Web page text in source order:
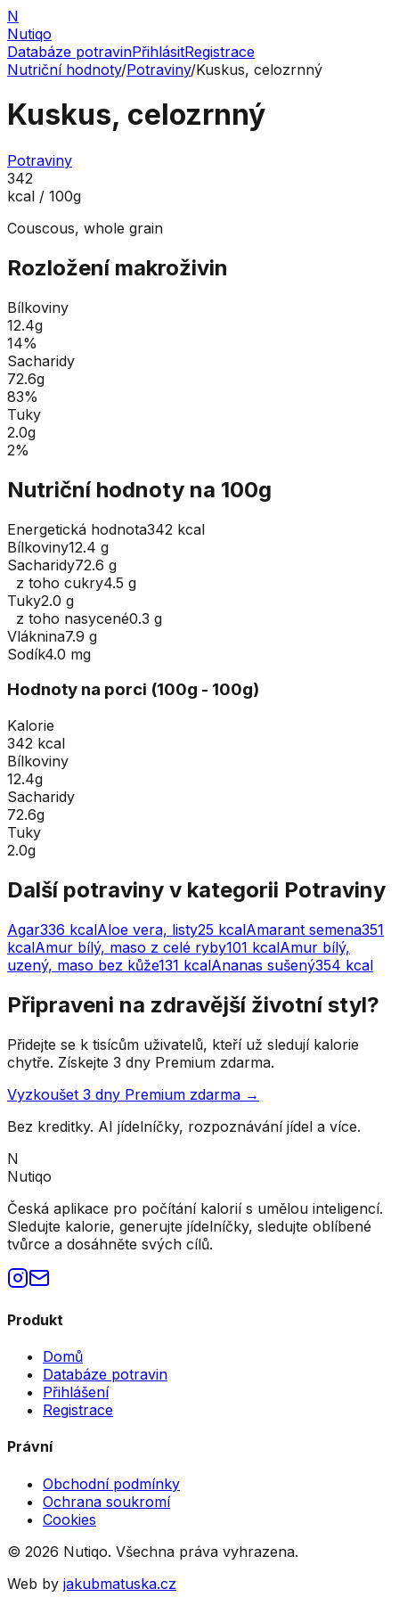
N
Nutiqo
Databáze potravinPřihlásitRegistrace
Nutriční hodnoty/Potraviny/Kuskus, celozrnný
Kuskus, celozrnný
Potraviny
342
kcal / 100g
Couscous, whole grain
Rozložení makroživin
Bílkoviny
12.4g
14%
Sacharidy
72.6g
83%
Tuky
2.0g
2%
Nutriční hodnoty na 100g
Energetická hodnota342 kcal
Bílkoviny12.4 g
Sacharidy72.6 g
z toho cukry4.5 g
Tuky2.0 g
z toho nasycené0.3 g
Vláknina7.9 g
Sodík4.0 mg
Hodnoty na porci (100g - 100g)
Kalorie
342 kcal
Bílkoviny
12.4g
Sacharidy
72.6g
Tuky
2.0g
Další potraviny v kategorii Potraviny
Agar336 kcalAloe vera, listy25 kcalAmarant semena351
kcalAmur bílý, maso z celé ryby101 kcalAmur bílý,
uzený, maso bez kůže131 kcalAnanas sušený354 kcal
Připraveni na zdravější životní styl?
Přidejte se k tisícům uživatelů, kteří už sledují kalorie
chytře. Získejte 3 dny Premium zdarma.
Vyzkoušet 3 dny Premium zdarma →
Bez kreditky. AI jídelníčky, rozpoznávání jídel a více.
N
Nutiqo
Česká aplikace pro počítání kalorií s umělou inteligencí.
Sledujte kalorie, generujte jídelníčky, sledujte oblíbené
tvůrce a dosáhněte svých cílů.
Produkt
Domů
Databáze potravin
Přihlášení
Registrace
Právní
Obchodní podmínky
Ochrana soukromí
Cookies
© 2026 Nutiqo. Všechna práva vyhrazena.
Web by jakubmatuska.cz